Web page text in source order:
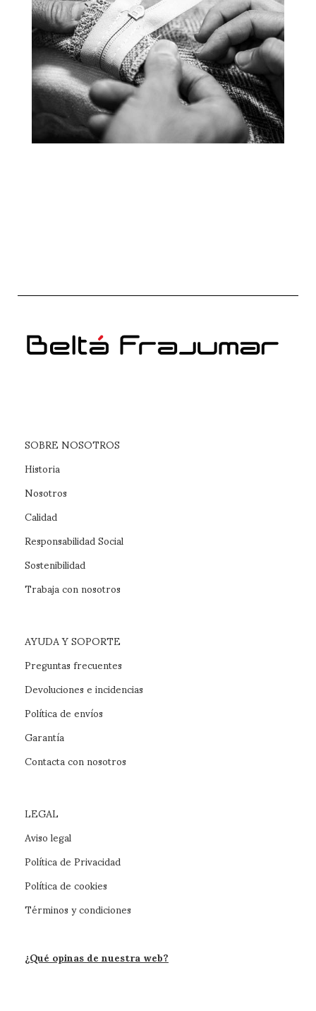
SOBRE NOSOTROS
Historia
Nosotros
Calidad
Responsabilidad Social
Sostenibilidad
Trabaja con nosotros
AYUDA Y SOPORTE
Preguntas frecuentes
Devoluciones e incidencias
Política de envíos
Garantía
Contacta con nosotros
LEGAL
Aviso legal
Política de Privacidad
Política de cookies
Términos y condiciones
¿Qué opinas de nuestra web?